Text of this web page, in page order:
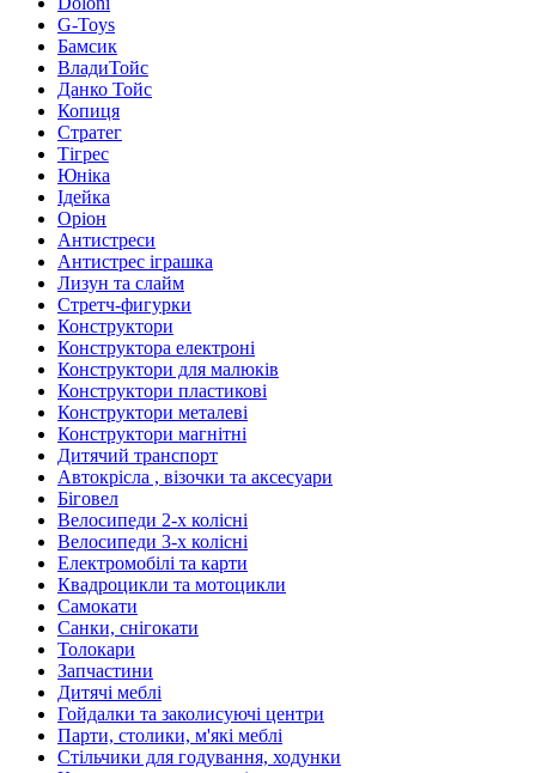
G-Toys
Бамсик
ВладиТойс
Данко Тойс
Копиця
Стратег
Тігрес
Юніка
Ідейка
Оріон
Антистреси
Антистрес іграшка
Лизун та слайм
Стретч-фигурки
Конструктори
Конструктора електроні
Конструктори для малюків
Конструктори пластикові
Конструктори металеві
Конструктори магнітні
Дитячий транспорт
Автокрісла , візочки та аксесуари
Біговел
Велосипеди 2-х колісні
Велосипеди 3-х колісні
Електромобілі та карти
Квадроцикли та мотоцикли
Самокати
Санки, снігокати
Толокари
Запчастини
Дитячі меблі
Гойдалки та заколисуючі центри
Парти, столики, м'які меблі
Стільчики для годування, ходунки